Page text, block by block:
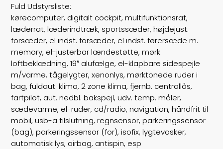
Døre
Farve
motor
km/l 17,5
tank
Fuld Udstyrsliste:
kørecomputer, digitalt cockpit, multifunktionsrat,
læderrat, læderindtræk, sportssæder, højdejust.
forsæder, el indst. forsæder, el indst. førersæde m.
memory, el-justerbar lændestøtte, mørk
loftbeklædning, 19″ alufælge, el-klapbare sidespejle
m/varme, tågelygter, xenonlys, mørktonede ruder i
bag, fuldaut. klima, 2 zone klima, fjernb. centrallås,
fartpilot, aut. nedbl. bakspejl, udv. temp. måler,
sædevarme, el-ruder, cd/radio, navigation, håndfrit til
mobil, usb-a tilslutning, regnsensor, parkeringssensor
(bag), parkeringssensor (for), isofix, lygtevasker,
automatisk lys, airbag, antispin, esp